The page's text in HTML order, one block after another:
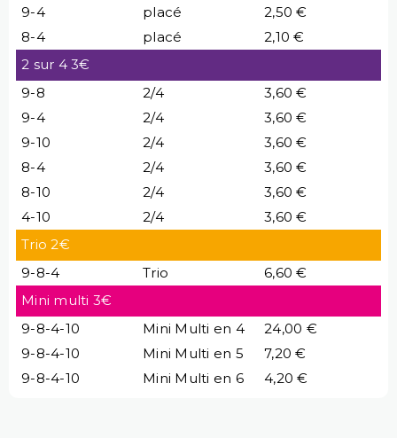
9-4 placé
2,50 €
8-4
placé
2,10 €
2 sur 4 3€
9-8
2/4
3,60 €
9-4
2/4
3,60 €
9-10
2/4
3,60 €
8-4
2/4
3,60 €
8-10
2/4
3,60 €
4-10
2/4
3,60 €
Trio 2€
9-8-4
Trio
6,60 €
Mini multi 3€
9-8-4-10
Mini Multi en 4
24,00 €
9-8-4-10
Mini Multi en 5
7,20 €
9-8-4-10
Mini Multi en 6 4,20 €